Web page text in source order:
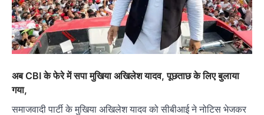
अब CBI के फेरे में सपा मुखिया अखिलेश यादव, पूछताछ के लिए बुलाया
गया,
समाजवादी पार्टी के मुखिया अखिलेश यादव को सीबीआई ने नोटिस भेजकर